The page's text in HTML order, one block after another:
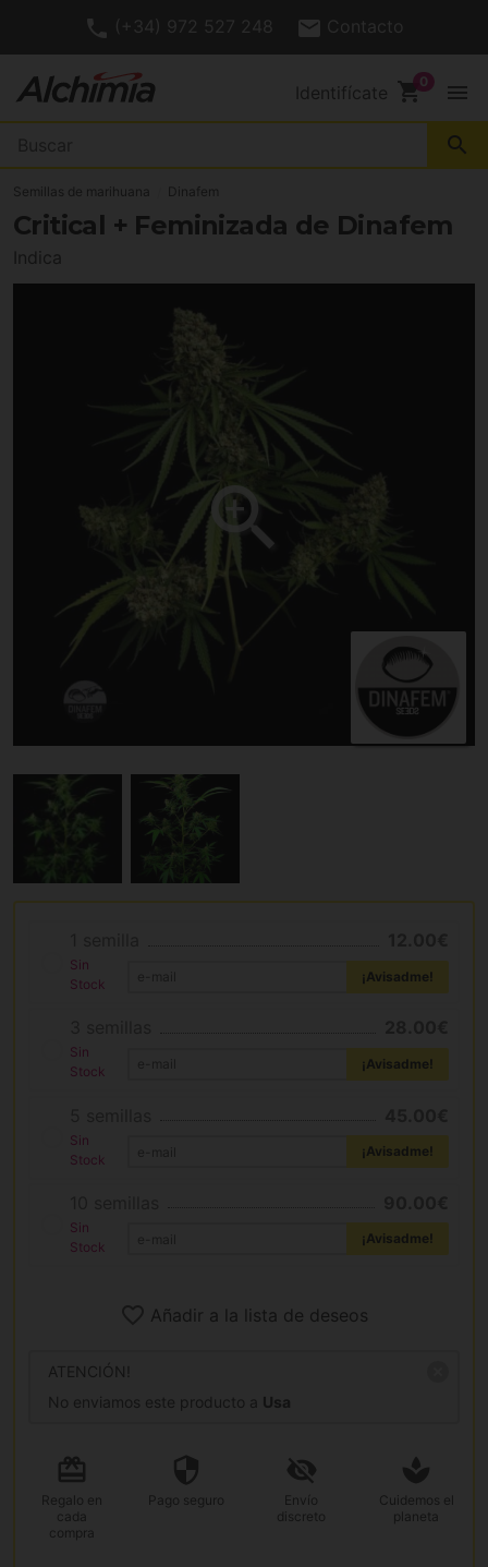
(+34) 972 527 248 Contacto
Identifícate shopping_cart menu
search
Semillas de marihuana Dinafem
Critical + Feminizada de Dinafem
Indica
Sin
Stock
¡Avisadme!
Sin
Stock
¡Avisadme!
Sin
Stock
¡Avisadme!
Sin
Stock
¡Avisadme!
Añadir a la lista de deseos
ATENCIÓN!
No enviamos este producto a Usa
Regalo en
cada
compra
Pago seguro
Envío
discreto
Cuidemos el
planeta